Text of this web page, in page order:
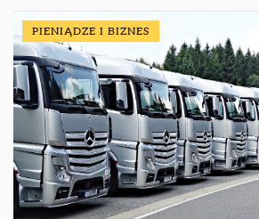
PIENIĄDZE I BIZNES